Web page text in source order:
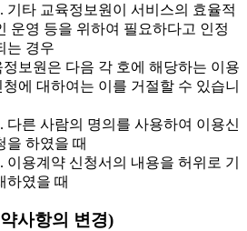
기타 교육정보원이 서비스의 효율적
운영 등을 위하여 필요하다고 인정
는 경우
보원은 다음 각 호에 해당하는 이용
에 대하여는 이를 거절할 수 있습니
다른 사람의 명의를 사용하여 이용신
을 하였을 때
이용계약 신청서의 내용을 허위로 기
하였을 때
사항의 변경)